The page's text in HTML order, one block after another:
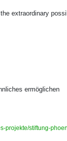
extraordinary
ermöglichen
projekte/stiftung-